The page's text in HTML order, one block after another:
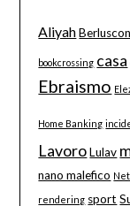
Aliyah
bookcrossing casa
Ebraismo
Home Banking
Lavoro Lulav
nano malefico
rendering sport